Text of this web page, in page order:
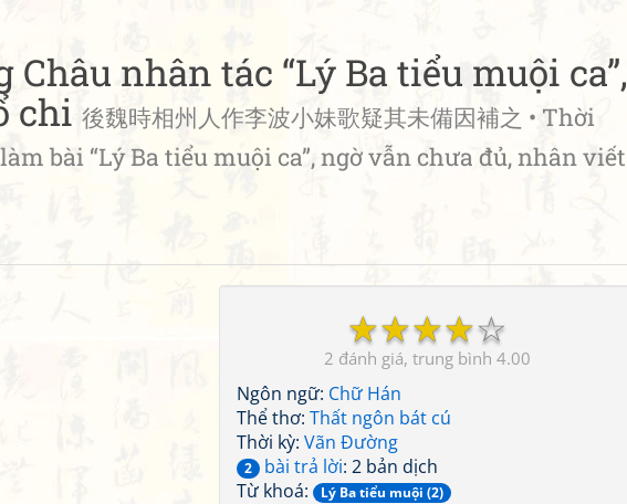
nhân tác “Lý Ba tiểu muội ca”,
chi 後魏時相州人作李波小妹歌疑其未備因補之 • Thời
bài “Lý Ba tiểu muội ca”, ngờ vẫn chưa đủ, nhân viết
☆
☆
☆
☆
☆
2 4.00
Ngôn ngữ: Chữ Hán
Thể thơ: Thất ngôn bát cú
Thời kỳ: Vãn Đường
2 bài trả lời: 2 bản dịch
Từ khoá:
Lý Ba tiểu muội (2)